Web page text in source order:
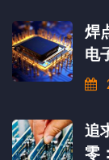
焊
电
追
零